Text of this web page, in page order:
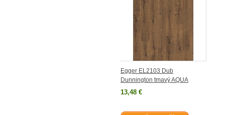
Egger EL2103 Dub
Dunnington tmavý AQUA
13,48 €